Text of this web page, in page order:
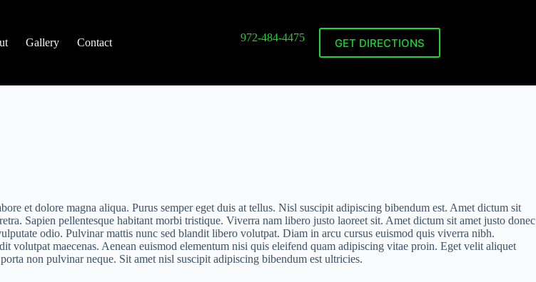
Gallery Contact 972-484-4475 GET DIRECTIONS
et dolore magna aliqua. Purus semper eget duis at tellus. Nisl suscipit adipiscing bibendum est. Amet dictum sit
Sapien pellentesque habitant morbi tristique. Viverra nam libero justo laoreet sit. Amet dictum sit amet justo donec
odio. Pulvinar mattis nunc sed blandit libero volutpat. Diam in arcu cursus euismod quis viverra nibh.
volutpat maecenas. Aenean euismod elementum nisi quis eleifend quam adipiscing vitae proin. Eget velit aliquet
non pulvinar neque. Sit amet nisl suscipit adipiscing bibendum est ultricies.